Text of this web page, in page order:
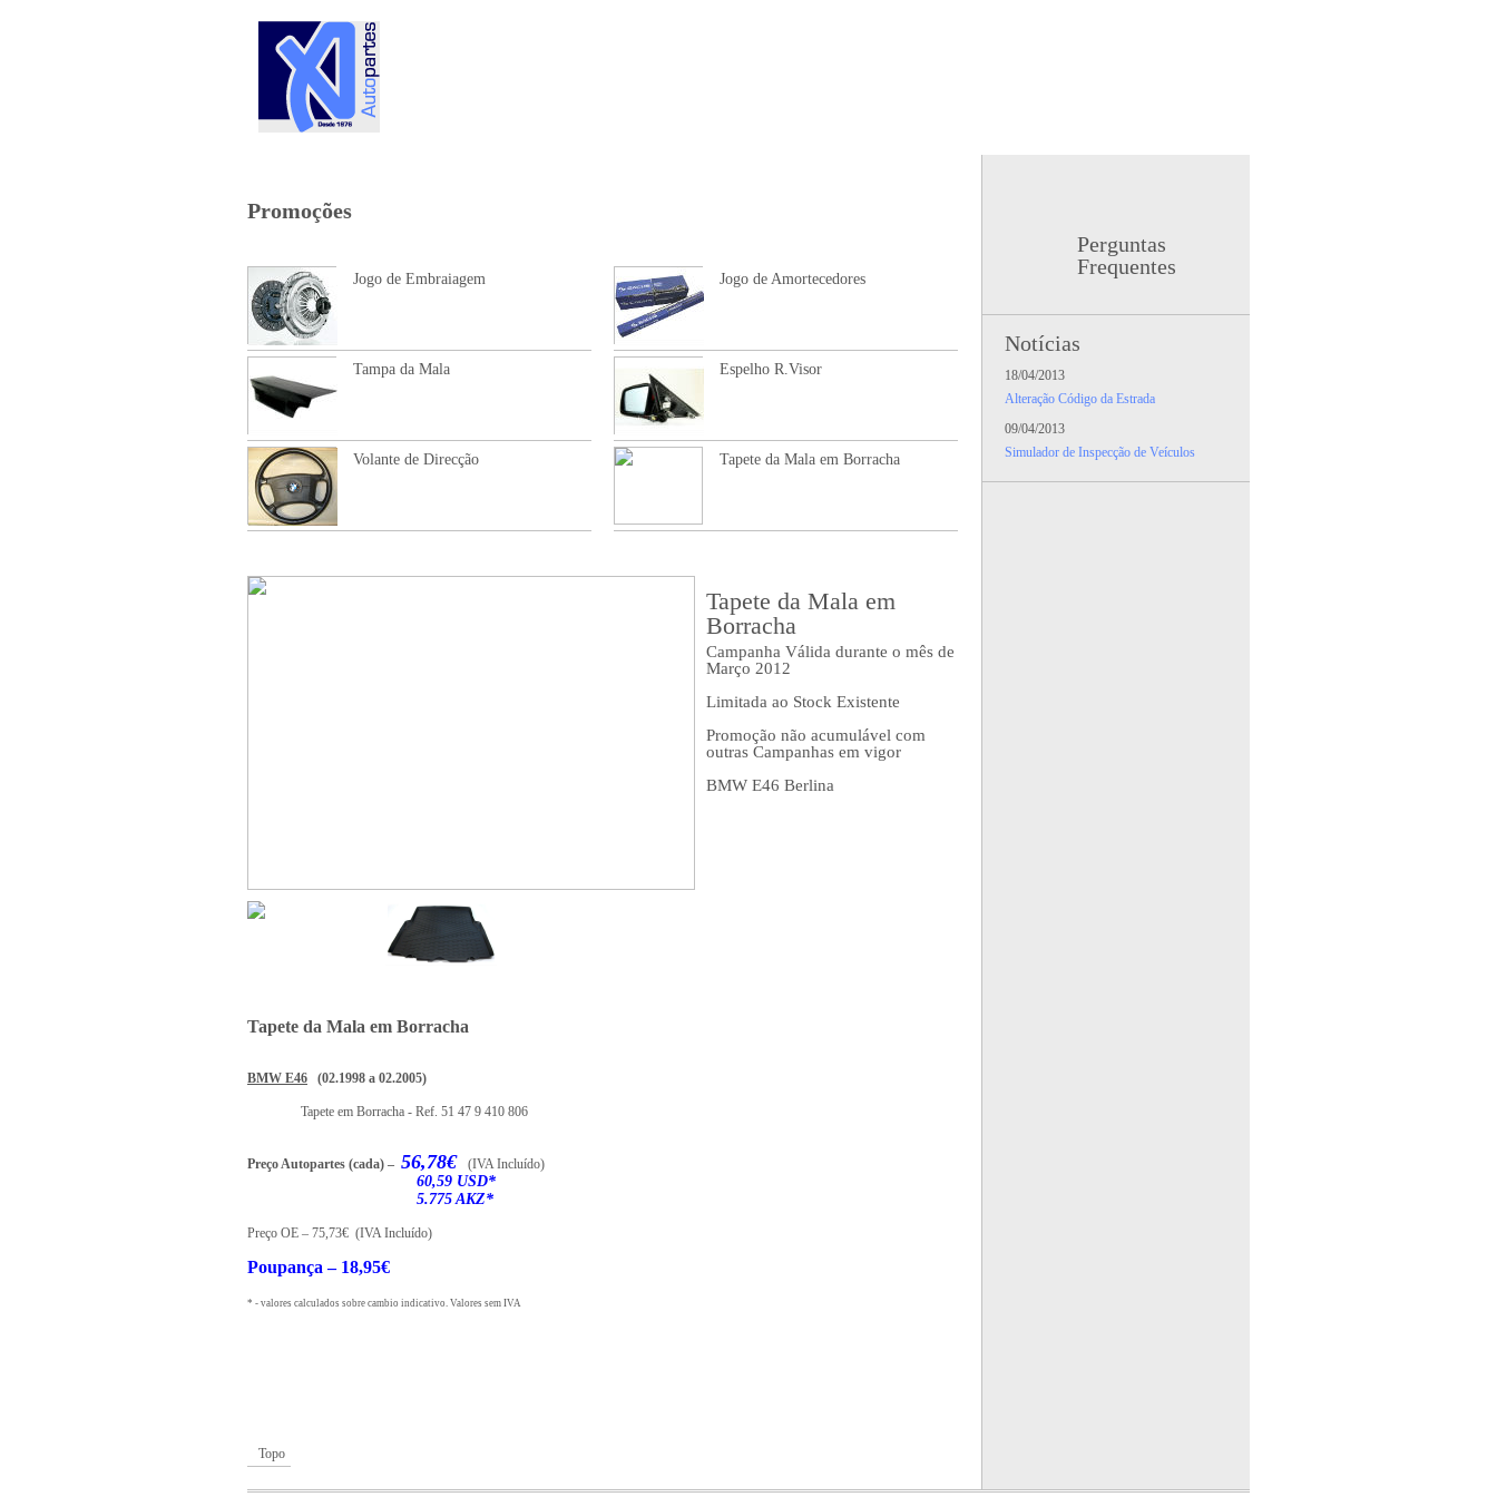
Promoções
Jogo de Embraiagem Jogo de Amortecedores
Tampa da Mala Espelho R.Visor
Volante de Direcção Tapete da Mala em Borracha
Tapete da Mala em
Borracha
Campanha Válida durante o mês de
Março 2012
Limitada ao Stock Existente
Promoção não acumulável com
outras Campanhas em vigor
BMW E46 Berlina
Tapete da Mala em Borracha
BMW E46 (02.1998 a 02.2005)
Tapete em Borracha - Ref. 51 47 9 410 806
Preço Autopartes (cada) – 56,78€ (IVA Incluído)
60,59 USD*
5.775 AKZ*
Preço OE – 75,73€ (IVA Incluído)
Poupança – 18,95€
* - valores calculados sobre cambio indicativo. Valores sem IVA
Topo
Perguntas
Frequentes
Notícias
18/04/2013
Alteração Código da Estrada
09/04/2013
Simulador de Inspecção de Veículos